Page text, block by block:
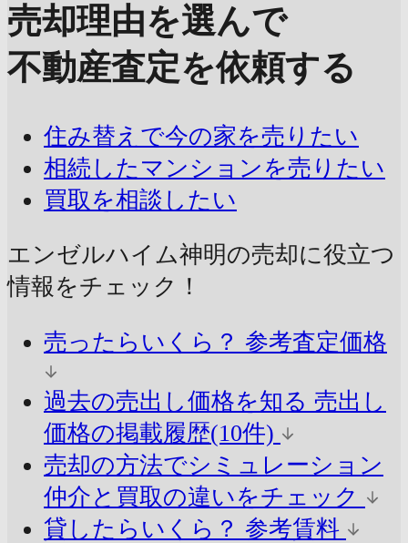
売却理由を選んで
不動産査定を依頼する
住み替えで今の家を売りたい
相続したマンションを売りたい
買取を相談したい
エンゼルハイム神明の売却に役立つ
情報をチェック！
売ったらいくら？ 参考査定価格
過去の売出し価格を知る 売出し
価格の掲載履歴(10件)
売却の方法でシミュレーション
仲介と買取の違いをチェック
貸したらいくら？ 参考賃料